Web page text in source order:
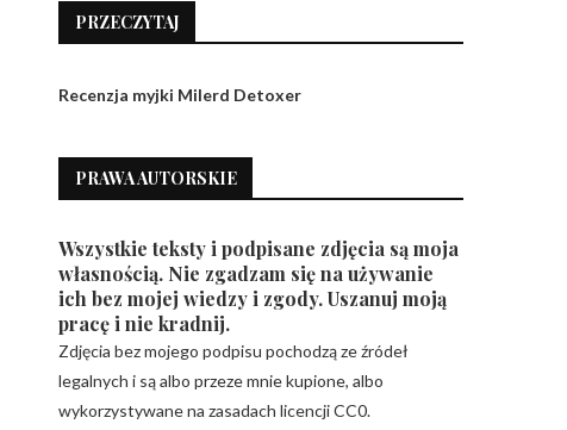
PRZECZYTAJ
Recenzja myjki Milerd Detoxer
PRAWA AUTORSKIE
Wszystkie teksty i podpisane zdjęcia są moja
własnością. Nie zgadzam się na używanie
ich bez mojej wiedzy i zgody. Uszanuj moją
pracę i nie kradnij.
Zdjęcia bez mojego podpisu pochodzą ze źródeł
legalnych i są albo przeze mnie kupione, albo
wykorzystywane na zasadach licencji CC0.